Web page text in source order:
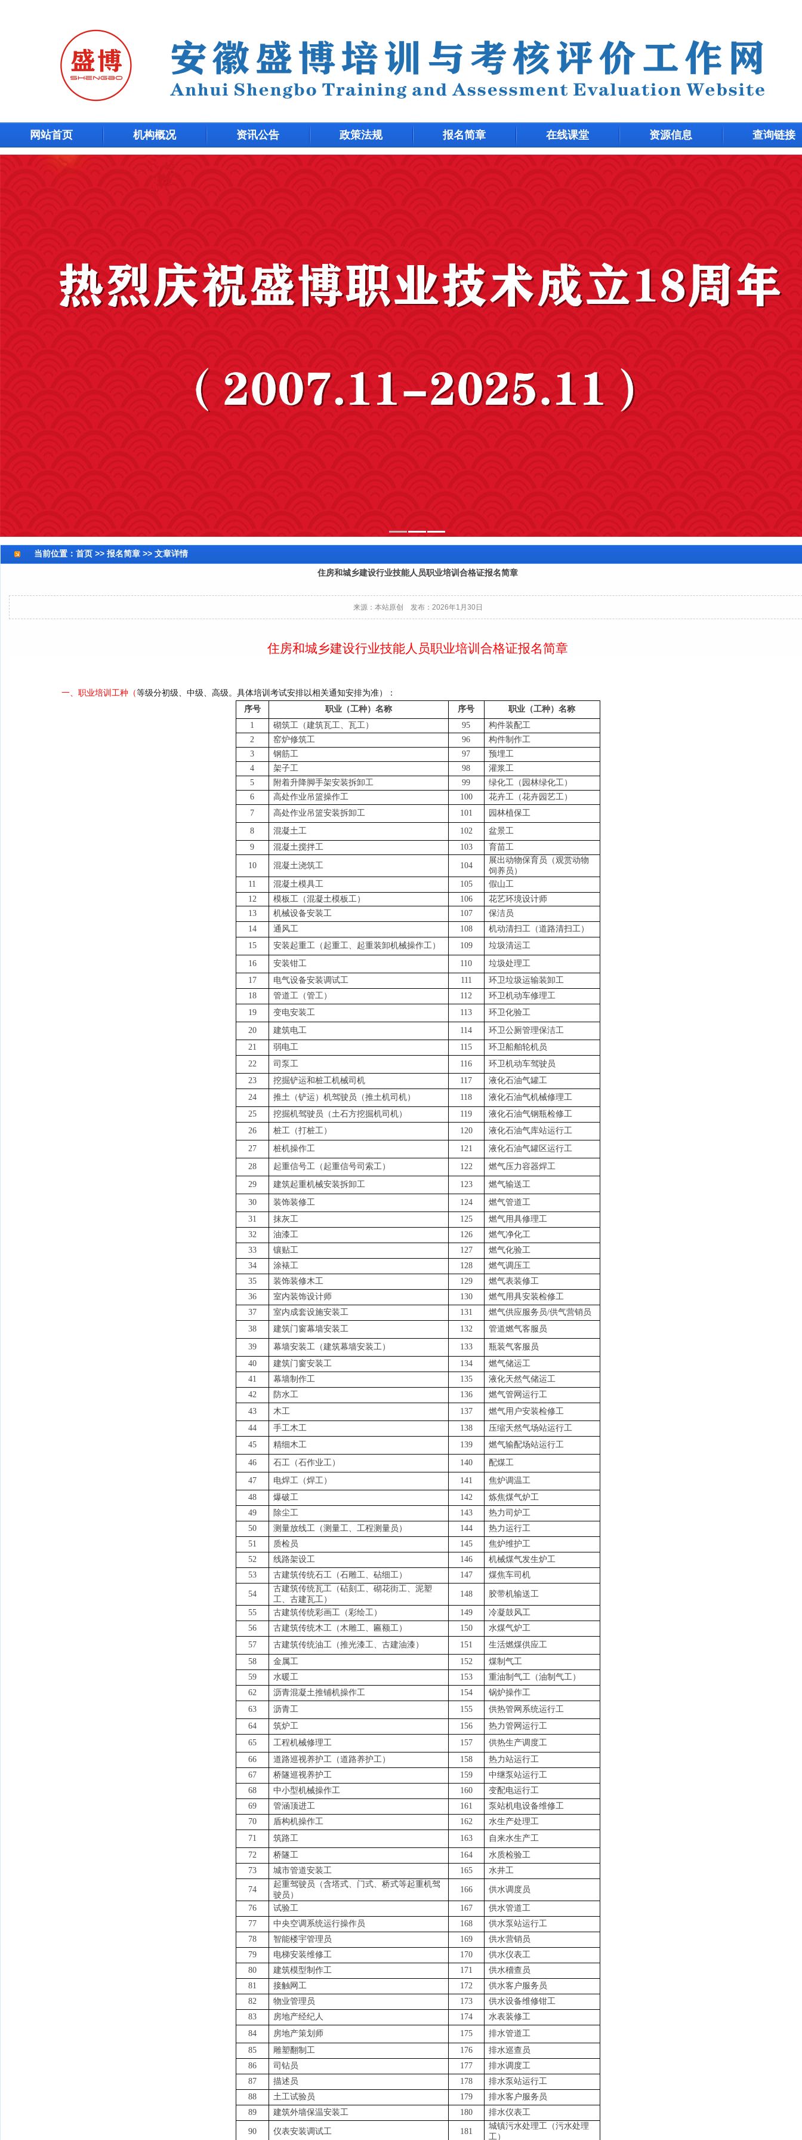
网站首页 机构概况 资讯公告 政策法规 报名简章 在线课堂 资源信息 查询链接
当前位置： 首页 >> 报名简章 >> 文章详情
住房和城乡建设行业技能人员职业培训合格证报名简章
来源：本站原创 发布：2026年1月30日
住房和城乡建设行业技能人员职业培训合格证报名简章
一、职业培训工种（等级分初级、中级、高级。 具体培训考试安排以相关通知安排为准）：
序号 职业（工种）名称 序号
职业（工种）名称
1
砌筑工（建筑瓦工、瓦工） 95
构件装配工
2
窑炉修筑工 96
构件制作工
3
钢筋工 97
预埋工
4
架子工 98
灌浆工
5
附着升降脚手架安装拆卸工 99
绿化工（园林绿化工）
6
高处作业吊篮操作工 100
花卉工（花卉园艺工）
7
高处作业吊篮安装拆卸工 101
园林植保工
8
混凝土工 102
盆景工
9
混凝土搅拌工 103 育苗工
10 混凝土浇筑工 104
展出动物保育员（观赏动物
饲养员）
11
混凝土模具工 105
假山工
12
模板工（混凝土模板工） 106
花艺环境设计师
13
机械设备安装工 107
保洁员
14
通风工 108
机动清扫工（道路清扫工）
15
安装起重工（起重工、起重装卸机械操作工） 109
垃圾清运工
16
安装钳工 110
垃圾处理工
17
电气设备安装调试工 111
环卫垃圾运输装卸工
18
管道工（管工） 112
环卫机动车修理工
19
变电安装工 113
环卫化验工
20
建筑电工 114
环卫公厕管理保洁工
21
弱电工 115
环卫船舶轮机员
22
司泵工 116
环卫机动车驾驶员
23
挖掘铲运和桩工机械司机 117
液化石油气罐工
24
推土（铲运）机驾驶员（推土机司机） 118
液化石油气机械修理工
25
挖掘机驾驶员（土石方挖掘机司机） 119
液化石油气钢瓶检修工
26
桩工（打桩工） 120
液化石油气库站运行工
27
桩机操作工 121
液化石油气罐区运行工
28
起重信号工（起重信号司索工） 122
燃气压力容器焊工
29
建筑起重机械安装拆卸工 123
燃气输送工
30
装饰装修工 124
燃气管道工
31
抹灰工 125
燃气用具修理工
32
油漆工 126
燃气净化工
33
镶贴工 127
燃气化验工
34
涂裱工 128
燃气调压工
35
装饰装修木工 129
燃气表装修工
36
室内装饰设计师 130
燃气用具安装检修工
37
室内成套设施安装工 131 燃气供应服务员/供气营销员
38
建筑门窗幕墙安装工 132
管道燃气客服员
39
幕墙安装工（建筑幕墙安装工） 133
瓶装气客服员
40
建筑门窗安装工 134
燃气储运工
41
幕墙制作工 135
液化天然气储运工
42
防水工 136
燃气管网运行工
43
木工 137
燃气用户安装检修工
44
手工木工 138
压缩天然气场站运行工
45
精细木工 139
燃气输配场站运行工
46
石工（石作业工） 140
配煤工
47
电焊工（焊工） 141
焦炉调温工
48
爆破工 142
炼焦煤气炉工
49
除尘工 143
热力司炉工
50
测量放线工（测量工、工程测量员） 144
热力运行工
51
质检员 145
焦炉维护工
52
线路架设工 146
机械煤气发生炉工
53
古建筑传统石工（石雕工、砧细工） 147 煤焦车司机
54
古建筑传统瓦工（砧刻工、砌花街工、泥塑
工、古建瓦工）
148 胶带机输送工
55 古建筑传统彩画工（彩绘工） 149
冷凝鼓风工
56
古建筑传统木工（木雕工、匾额工） 150
水煤气炉工
57
古建筑传统油工（推光漆工、古建油漆） 151
生活燃煤供应工
58
金属工 152
煤制气工
59
水暖工 153
重油制气工（油制气工）
62
沥青混凝土推铺机操作工 154
锅炉操作工
63
沥青工 155
供热管网系统运行工
64
筑炉工 156
热力管网运行工
65
工程机械修理工 157
供热生产调度工
66
道路巡视养护工（道路养护工） 158
热力站运行工
67
桥隧巡视养护工 159
中继泵站运行工
68
中小型机械操作工 160
变配电运行工
69
管涵顶进工 161
泵站机电设备维修工
70
盾构机操作工 162
水生产处理工
71
筑路工 163
自来水生产工
72
桥隧工 164
水质检验工
73
城市管道安装工 165 水井工
74
起重驾驶员（含塔式、门式、桥式等起重机驾
驶员）
166 供水调度员
76 试验工 167
供水管道工
77
中央空调系统运行操作员 168
供水泵站运行工
78
智能楼宇管理员 169
供水营销员
79
电梯安装维修工 170
供水仪表工
80
建筑模型制作工 171
供水稽查员
81
接触网工 172
供水客户服务员
82
物业管理员 173
供水设备维修钳工
83
房地产经纪人 174
水表装修工
84
房地产策划师 175
排水管道工
85
雕塑翻制工 176
排水巡查员
86
司钻员 177
排水调度工
87
描述员 178
排水泵站运行工
88
土工试验员 179
排水客户服务员
89
建筑外墙保温安装工 180 排水仪表工
90 仪表安装调试工 181
城镇污水处理工（污水处理
工）